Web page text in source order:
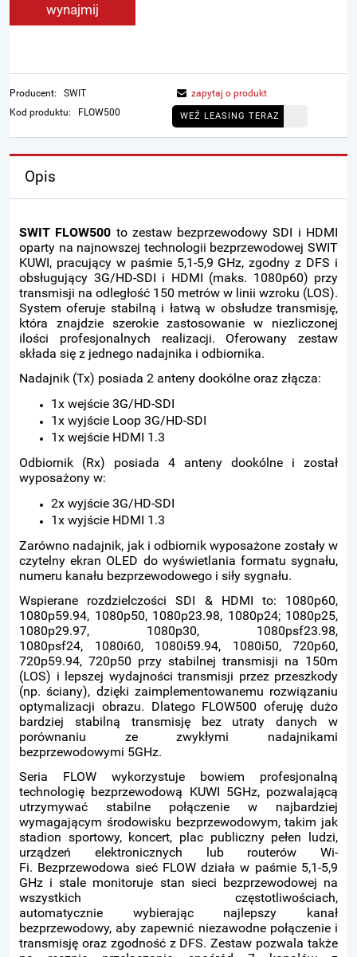
wynajmij
Producent:
SWIT
Kod produktu:
FLOW500
zapytaj o produkt
WEŹ LEASING TERAZ
Opis
SWIT FLOW500 to zestaw bezprzewodowy SDI i HDMI
oparty na najnowszej technologii bezprzewodowej SWIT
KUWI, pracujący w paśmie 5,1-5,9 GHz, zgodny z DFS i
obsługujący 3G/HD-SDI i HDMI (maks. 1080p60) przy
transmisji na odległość 150 metrów w linii wzroku (LOS).
System oferuje stabilną i łatwą w obsłudze transmisję,
która znajdzie szerokie zastosowanie w niezliczonej
ilości profesjonalnych realizacji. Oferowany zestaw
składa się z jednego nadajnika i odbiornika.
Nadajnik (Tx) posiada 2 anteny dookólne oraz złącza:
1x wejście 3G/HD-SDI
1x wyjście Loop 3G/HD-SDI
1x wejście HDMI 1.3
Odbiornik (Rx) posiada 4 anteny dookólne i został
wyposażony w:
2x wyjście 3G/HD-SDI
1x wyjście HDMI 1.3
Zarówno nadajnik, jak i odbiornik wyposażone zostały w
czytelny ekran OLED do wyświetlania formatu sygnału,
numeru kanału bezprzewodowego i siły sygnału.
Wspierane rozdzielczości SDI & HDMI to: 1080p60,
1080p59.94, 1080p50, 1080p23.98, 1080p24; 1080p25,
1080p29.97, 1080p30, 1080psf23.98,
1080psf24, 1080i60, 1080i59.94, 1080i50, 720p60,
720p59.94, 720p50 przy stabilnej transmisji na 150m
(LOS) i lepszej wydajności transmisji przez przeszkody
(np. ściany), dzięki zaimplementowanemu rozwiązaniu
optymalizacji obrazu. Dlatego FLOW500 oferuję dużo
bardziej stabilną transmisję bez utraty danych w
porównaniu ze zwykłymi nadajnikami
bezprzewodowymi 5GHz.
Seria FLOW wykorzystuje bowiem profesjonalną
technologię bezprzewodową KUWI 5GHz, pozwalającą
utrzymywać stabilne połączenie w najbardziej
wymagającym środowisku bezprzewodowym, takim jak
stadion sportowy, koncert, plac publiczny pełen ludzi,
urządzeń elektronicznych lub routerów Wi-
Fi. Bezprzewodowa sieć FLOW działa w paśmie 5,1-5,9
GHz i stale monitoruje stan sieci bezprzewodowej na
wszystkich częstotliwościach,
automatycznie wybierając najlepszy kanał
bezprzewodowy, aby zapewnić niezawodne połączenie i
transmisję oraz zgodność z DFS. Zestaw pozwala także